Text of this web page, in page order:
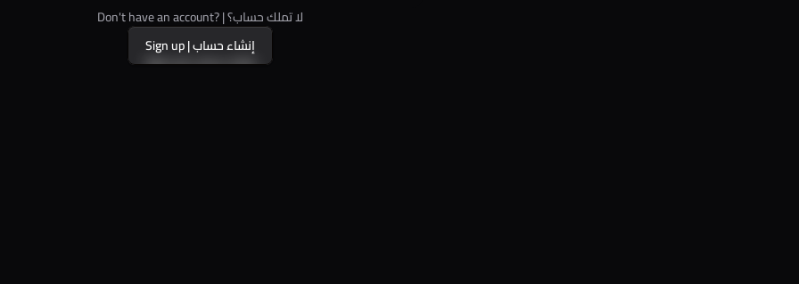
Don't have an account? | لا تملك حساب؟
Sign up | إنشاء حساب
Sign up | إنشاء حساب